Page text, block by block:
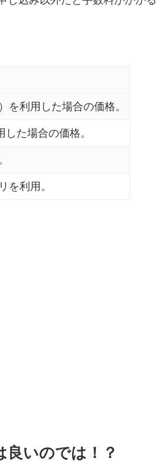
を利用した場合の価格。
た場合の価格。
を利用。
いのでは！？